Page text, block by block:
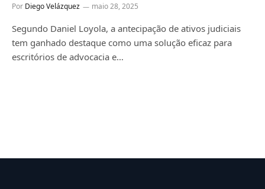
Por Diego Velázquez maio 28, 2025
Segundo Daniel Loyola, a antecipação de ativos judiciais
tem ganhado destaque como uma solução eficaz para
escritórios de advocacia e…